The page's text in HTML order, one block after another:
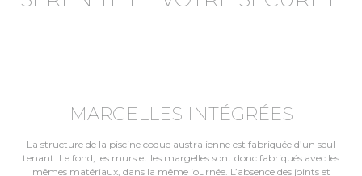
MARGELLES INTÉGRÉES
La structure de la piscine coque australienne est fabriquée d’un seul
tenant. Le fond, les murs et les margelles sont donc fabriqués avec les
mêmes matériaux, dans la même journée. L’absence des joints et